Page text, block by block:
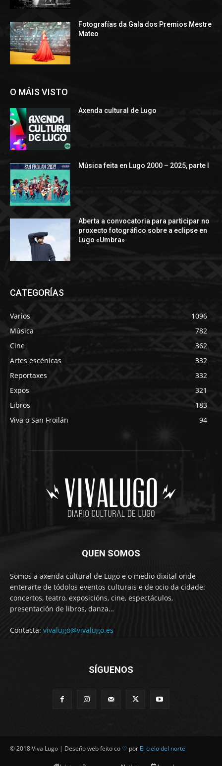
Fotografías da Gala dos Premios Mestre
Mateo
O MÁIS VISTO
Axenda cultural de Lugo
Música feita en Lugo 2000 – 2025, parte I
Aberta a convocatoria para participar no
proxecto fotográfico sobre a eclipse en
Lugo «Umbra»
CATEGORÍAS
Varios
1096
Música
782
Cine
362
Artes escénicas
332
Reportaxes
332
Expos
321
Libros
183
Viva o San Froilán
94
QUEN SOMOS
Somos a axenda cultural de Lugo e o medio dixital onde
enterarte de tódolos eventos culturais e de ocio da cidade:
concertos, teatro, exposicións, cine, espectáculos,
presentación de libros, danza…
Contacta: vivalugo@vivalugo.es
SÍGUENOS
© 2018 Viva Lugo | Deseño web feito co ♡ por El cielo del norte